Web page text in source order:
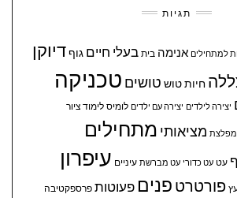
תגיות
למתחילים אנימה בית בעלי חיים גוףדיוקן
חיותטוש טושים טכניקה
יצירה לילדים יצירה עם ילדים לומיס לימוד ציור
מפלצת מציאותי מתחילים
עט עט כדורי עט מברשת עיניים עיפרון
פורטרט פנים פעוטות פרספקטיבה